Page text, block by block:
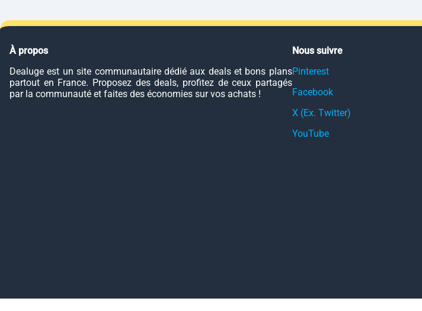
À propos
Dealuge est un site communautaire dédié aux deals et bons plans
partout en France. Proposez des deals, profitez de ceux partagés
par la communauté et faites des économies sur vos achats !
Nous suivre
Pinterest
Facebook
X (Ex. Twitter)
YouTube